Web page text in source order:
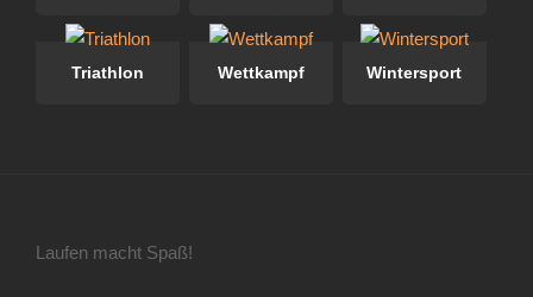
Triathlon Wettkampf Wintersport
Laufen macht Spaß!